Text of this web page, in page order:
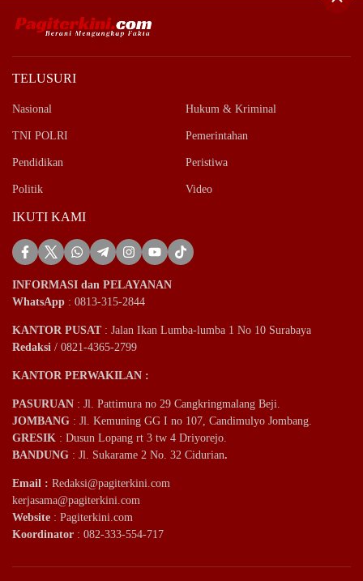
TELUSURI
Nasional Hukum & Kriminal
TNI POLRI Pemerintahan
Pendidikan Peristiwa
Politik Video
IKUTI KAMI
INFORMASI dan PELAYANAN
WhatsApp : 0813-315-2844
KANTOR PUSAT: Jalan Ikan Lumba-lumba 1 No 10 Surabaya
Redaksi / 0821-4365-2799
KANTOR PERWAKILAN :
PASURUAN : Jl. Pattimura no 29 Cangkringmalang Beji.
JOMBANG : Jl. Kemuning GG I no 107, Candimulyo Jombang.
GRESIK : Dusun Lopang rt 3 tw 4 Driyorejo.
BANDUNG : Jl. Sukarame 2 No. 32 Cidurian.
Email : Redaksi@pagiterkini.com
kerjasama@pagiterkini.com
Website : Pagiterkini.com
Koordinator : 082-333-554-717